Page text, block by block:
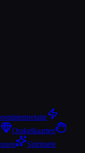
Orakelkaarten
Spirituele